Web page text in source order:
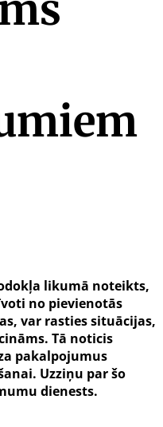
likumā noteikts,
no pievienotās
var rasties situācijas,
Tā noticis
pakalpojumus
Uzziņu par šo
dienests.